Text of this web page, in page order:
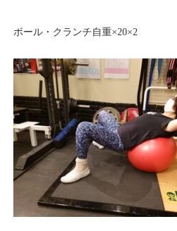
ボール・クランチ自重×20×2